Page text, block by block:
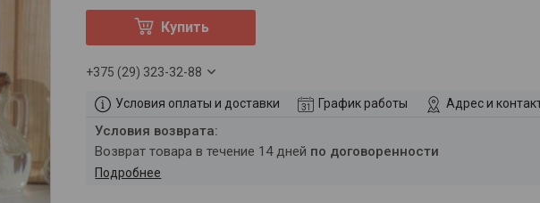
Купить
+375 (29) 323-32-88
Условия оплаты и доставки График работы Адрес и
возврат товара в течение 14 дней по договоренности
Подробнее